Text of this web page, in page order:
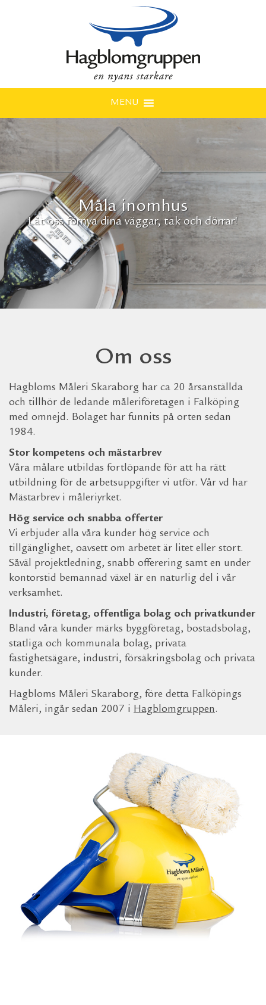
MENU
Måla inomhus
Låt oss förnya dina väggar, tak och dörrar!
Om oss
Hagbloms Måleri Skaraborg har ca 20 årsanställda
och tillhör de ledande måleriföretagen i Falköping
med omnejd. Bolaget har funnits på orten sedan
1984.
Stor kompetens och mästarbrev
Våra målare utbildas fortlöpande för att ha rätt
utbildning för de arbetsuppgifter vi utför. Vår vd har
Mästarbrev i måleriyrket.
Hög service och snabba offerter
Vi erbjuder alla våra kunder hög service och
tillgänglighet, oavsett om arbetet är litet eller stort.
Såväl projektledning, snabb offerering samt en under
kontorstid bemannad växel är en naturlig del i vår
verksamhet.
Industri, företag, offentliga bolag och privatkunder
Bland våra kunder märks byggföretag, bostadsbolag,
statliga och kommunala bolag, privata
fastighetsägare, industri, försäkringsbolag och privata
kunder.
Hagbloms Måleri Skaraborg, före detta Falköpings
Måleri, ingår sedan 2007 i Hagblomgruppen.